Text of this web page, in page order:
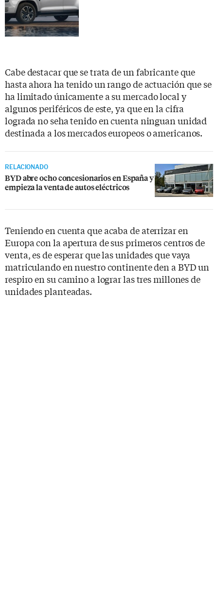
Cabe destacar que se trata de un fabricante que
hasta ahora ha tenido un rango de actuación que se
ha limitado únicamente a su mercado local y
algunos periféricos de este, ya que en la cifra
lograda no seha tenido en cuenta ninguan unidad
destinada a los mercados europeos o americanos.
RELACIONADO
BYD abre ocho concesionarios en España y
empieza la venta de autos eléctricos
Teniendo en cuenta que acaba de aterrizar en
Europa con la apertura de sus primeros centros de
venta, es de esperar que las unidades que vaya
matriculando en nuestro continente den a BYD un
respiro en su camino a lograr las tres millones de
unidades planteadas.